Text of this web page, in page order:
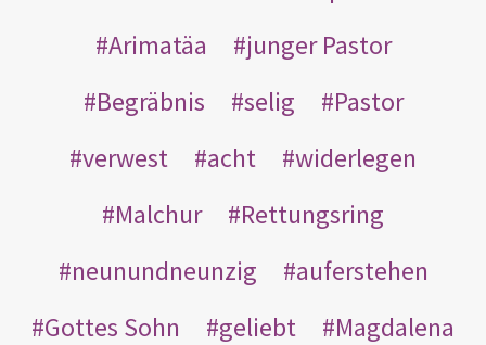
Arimatäa
junger Pastor
Begräbnis
selig
Pastor
verwest
acht
widerlegen
Malchur
Rettungsring
neunundneunzig
auferstehen
Gottes Sohn
geliebt
Magdalena